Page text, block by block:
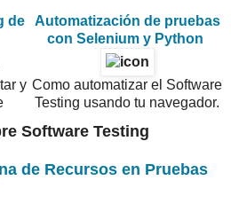
de
y
Automatización de pruebas
con Selenium y Python
Como automatizar el Software
Testing usando tu navegador.
Software Testing
de Recursos en Pruebas